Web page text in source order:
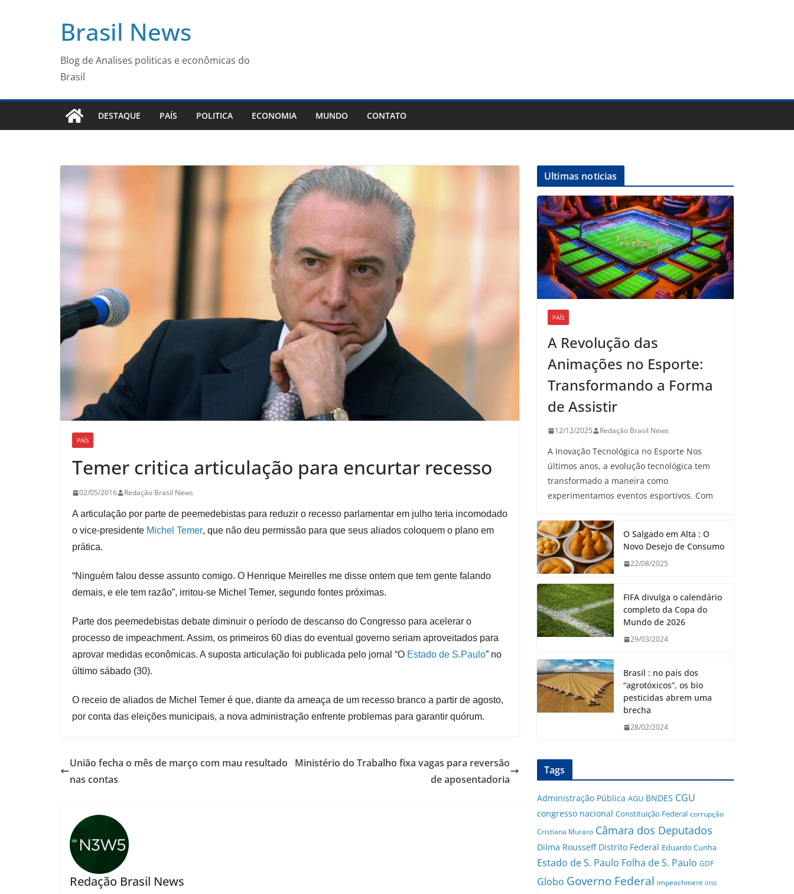
Brasil News
Blog de Analises politicas e econômicas do
Brasil
DESTAQUE PAÍS POLITICA ECONOMIA MUNDO CONTATO
PAÍS
Temer critica articulação para encurtar recesso
02/05/2016 Redação Brasil News
A articulação por parte de peemedebistas para reduzir o recesso parlamentar em julho teria incomodado
o vice-presidente Michel Temer, que não deu permissão para que seus aliados coloquem o plano em
prática.
“Ninguém falou desse assunto comigo. O Henrique Meirelles me disse ontem que tem gente falando
demais, e ele tem razão”, irritou-se Michel Temer, segundo fontes próximas.
Parte dos peemedebistas debate diminuir o período de descanso do Congresso para acelerar o
processo de impeachment. Assim, os primeiros 60 dias do eventual governo seriam aproveitados para
aprovar medidas econômicas. A suposta articulação foi publicada pelo jornal “O Estado de S.Paulo” no
último sábado (30).
O receio de aliados de Michel Temer é que, diante da ameaça de um recesso branco a partir de agosto,
por conta das eleições municipais, a nova administração enfrente problemas para garantir quórum.
União fecha o mês de março com mau resultado
nas contas
Ministério do Trabalho fixa vagas para reversão
de aposentadoria
Redação Brasil News
Ultimas noticias
PAÍS
A Revolução das
Animações no Esporte:
Transformando a Forma
de Assistir
12/12/2025 Redação Brasil News
A Inovação Tecnológica no Esporte Nos
últimos anos, a evolução tecnológica tem
transformado a maneira como
experimentamos eventos esportivos. Com
O Salgado em Alta : O
Novo Desejo de Consumo
22/08/2025
FIFA divulga o calendário
completo da Copa do
Mundo de 2026
29/03/2024
Brasil : no país dos
“agrotóxicos”, os bio
pesticidas abrem uma
brecha
28/02/2024
Tags
Administração Pública AGU BNDES CGU
congresso nacional Constituição Federal corrupção
Cristiana Muraro Câmara dos Deputados
Dilma Rousseff Distrito Federal Eduardo Cunha
Estado de S. Paulo Folha de S. Paulo GDF
Globo Governo Federal impeachment inss